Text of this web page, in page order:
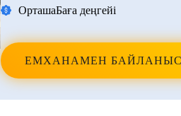
ОрташаБаға деңгейі
ЕМХАНАМЕН